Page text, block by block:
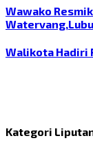
Wawako
Walikota Hadiri
Kategori